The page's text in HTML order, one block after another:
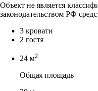
Объект не является
законодательством РФ
3 кровати
2 гостя
24 м2
Общая площадь